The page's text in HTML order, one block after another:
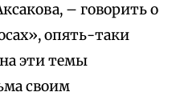
– говорить о
опять-таки
эти темы
своим